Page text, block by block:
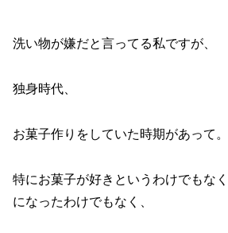
洗い物が嫌だと言ってる私ですが、
独身時代、
お菓子作りをしていた時期があって。
特にお菓子が好きというわけでもな
になったわけでもなく、